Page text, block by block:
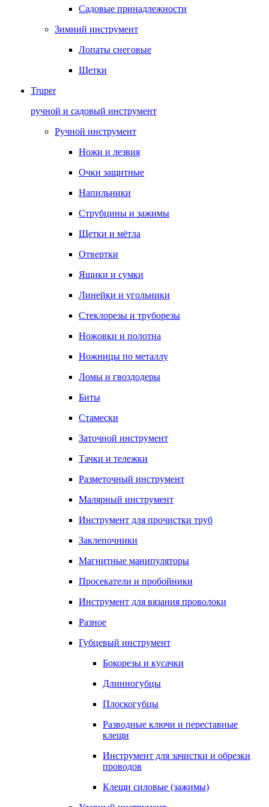
Садовые принадлежности
Зимний инструмент
Лопаты снеговые
Щетки
Truper
ручной и садовый инструмент
Ручной инструмент
Ножи и лезвия
Очки защитные
Напильники
Струбцины и зажимы
Щетки и мётла
Отвертки
Ящики и сумки
Линейки и угольники
Стеклорезы и труборезы
Ножовки и полотна
Ножницы по металлу
Ломы и гвоздодеры
Биты
Стамески
Заточной инструмент
Тачки и тележки
Разметочный инструмент
Малярный инструмент
Инструмент для прочистки труб
Заклепочники
Магнитные манипуляторы
Просекатели и пробойники
Инструмент для вязания проволоки
Разное
Губцевый инструмент
Бокорезы и кусачки
Длинногубцы
Плоскогубцы
Разводные ключи и переставные
клещи
Инструмент для зачистки и обрезки
проводов
Клещи силовые (зажимы)